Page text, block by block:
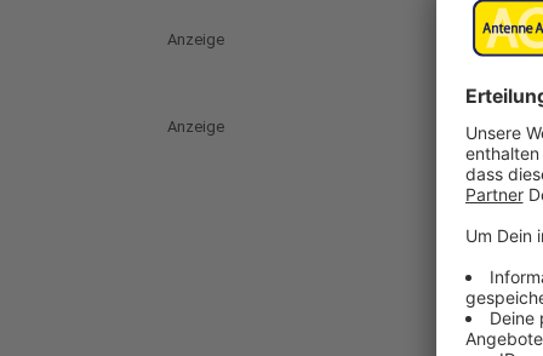
Anzeige
Anzeige